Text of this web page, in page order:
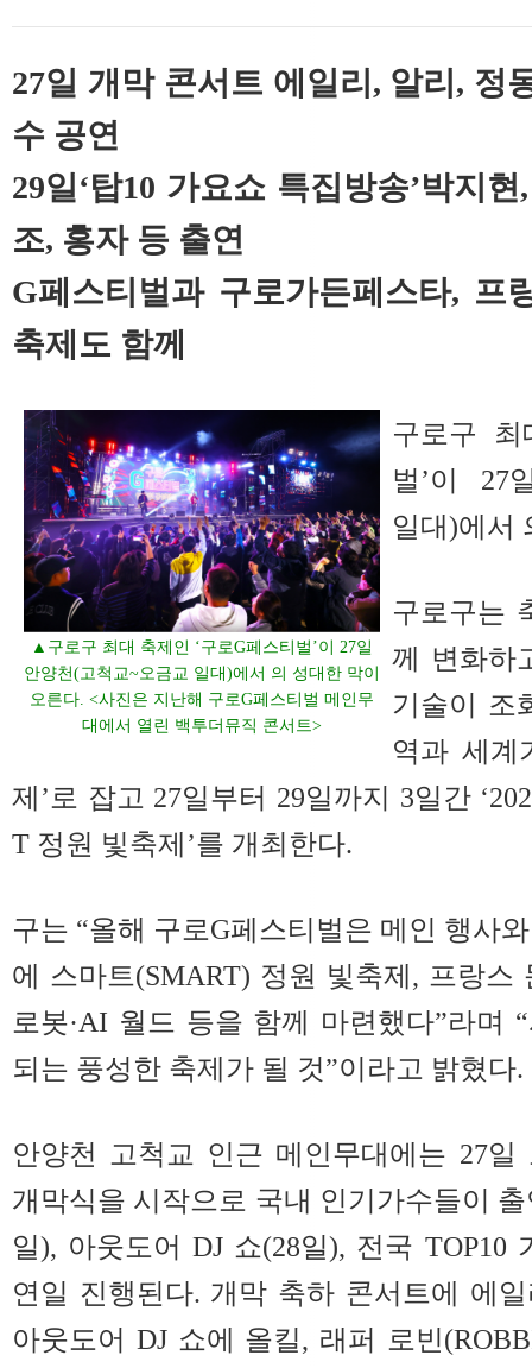
27일 개막 콘서트 에일리, 알리, 정
수 공연
29일‘탑10 가요쇼 특집방송’박지
조, 홍자 등 출연
G페스티벌과 구로가든페스타, 프
축제도 함께
▲구로구 최대 축제인 ‘구로G페스티벌’이 27일
안양천(고척교~오금교 일대)에서 의 성대한 막이
오른다. <사진은 지난해 구로G페스티벌 메인무
대에서 열린 백투더뮤직 콘서트>
구로구 최
벌’이 27
일대)에서
구로구는
께 변화하
기술이 조
역과 세계
제’로 잡고 27일부터 29일까지 3일간
T 정원 빛축제’를 개최한다.
구는 “올해 구로G페스티벌은 메인 행사
에 스마트(SMART) 정원 빛축제, 프랑스
로봇·AI 월드 등을 함께 마련했다”라며
되는 풍성한 축제가 될 것”이라고 밝혔다.
안양천 고척교 인근 메인무대에는 27일
개막식을 시작으로 국내 인기가수들이
일), 아웃도어 DJ 쇼(28일), 전국 TOP10
연일 진행된다. 개막 축하 콘서트에 에
아웃도어 DJ 쇼에 올킬, 래퍼 로빈